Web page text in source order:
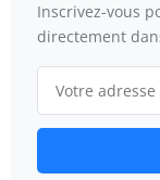
Inscrivez-vous
directement